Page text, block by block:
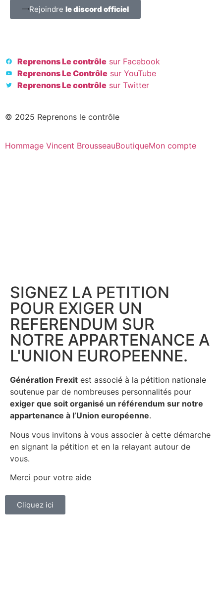
Rejoindre le discord officiel
Reprenons Le contrôle sur Facebook
Reprenons Le Contrôle sur YouTube
Reprenons Le contrôle sur Twitter
© 2025 Reprenons le contrôle
Hommage Vincent BrousseauBoutiqueMon compte
SIGNEZ LA PETITION
POUR EXIGER UN
REFERENDUM SUR
NOTRE APPARTENANCE A
L'UNION EUROPEENNE.
Génération Frexit est associé à la pétition nationale
soutenue par de nombreuses personnalités pour
exiger que soit organisé un référendum sur notre
appartenance à l’Union européenne.
Nous vous invitons à vous associer à cette démarche
en signant la pétition et en la relayant autour de
vous.
Merci pour votre aide
Cliquez ici